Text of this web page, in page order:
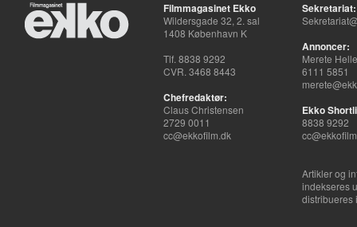
Filmmagasinet Ekko
Wildersgade 32, 2. sal
1408 København K
Tlf. 8838 9292
CVR. 3468 8443
Chefredaktør:
Claus Christensen
2729 0011
cc@ekkofilm.dk
Sekretariat:
Annoncer:
Merete
6111 5851
Ekko
8838 9292
Artikler og
indekseres
distribueres